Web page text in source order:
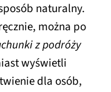
naturalny.
można po
z podróży
wyświetli
dla osób,